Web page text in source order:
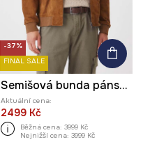
-37%
FINAL SALE
Semišová bunda pánská hnědá barva
Aktuální cena:
2499 Kč
Běžná cena: 3999 Kč
Nejnižší cena: 3999 Kč